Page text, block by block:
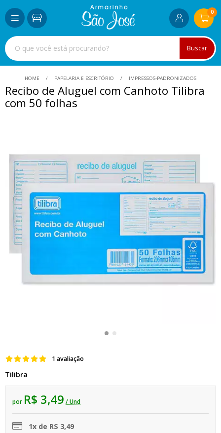
Buscar
0
HOME PAPELARIA E ESCRITÓRIO IMPRESSOS-PADRONIZADOS
Recibo de Aluguel com Canhoto Tilibra
com 50 folhas
1 avaliação
Tilibra
por R$ 3,49 / Und
1x de R$ 3,49